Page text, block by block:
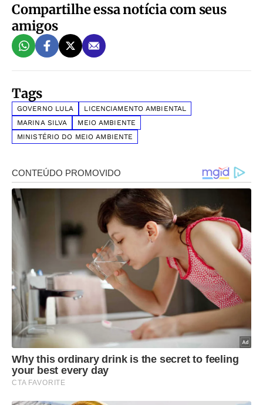
Compartilhe essa notícia com seus
amigos
Tags
GOVERNO LULA
LICENCIAMENTO AMBIENTAL
MARINA SILVA
MEIO AMBIENTE
MINISTÉRIO DO MEIO AMBIENTE